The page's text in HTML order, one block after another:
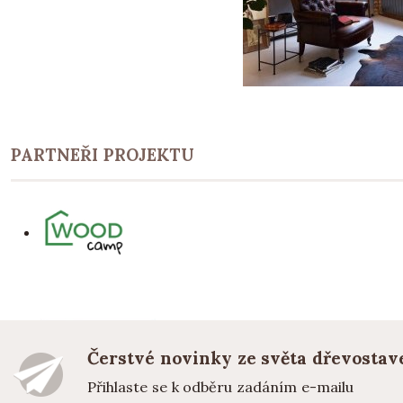
PARTNEŘI PROJEKTU
Čerstvé novinky ze světa
Přihlaste se k odběru zadáním e-mailu